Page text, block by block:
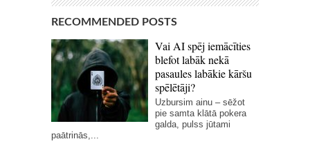
RECOMMENDED POSTS
Vai AI spēj iemācīties
blefot labāk nekā
pasaules labākie kāršu
spēlētāji?
Uzbursim ainu – sēžot
pie samta klātā pokera
galda, pulss jūtami
paātrinās,...